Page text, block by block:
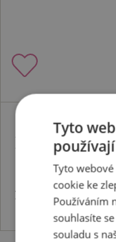
Přívěsek
1828 Kč
Tyto
Tyto
cookie ke
Používáním
souhlasíte
souladu s